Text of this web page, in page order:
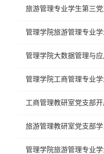
旅游管理专业学生第三
管理学院旅游管理专业
管理学院大数据管理与
管理学院工商管理专业
工商管理教研室党支部
旅游管理教研室党支部
管理学院旅游管理专业